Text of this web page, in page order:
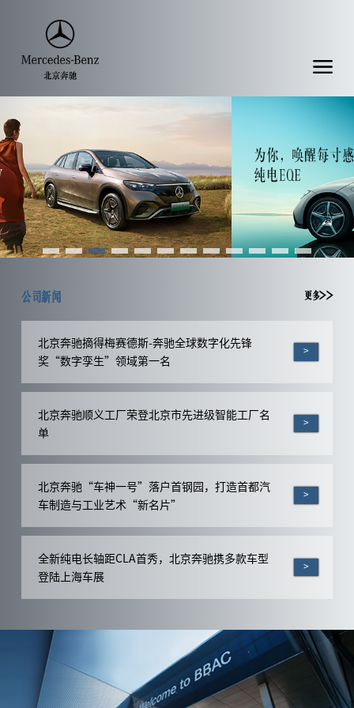
公司新闻 更多>>
北京奔驰摘得梅赛德斯-奔驰全球数字化先锋
奖“数字孪生”领域第一名
>
北京奔驰顺义工厂荣登北京市先进级智能工厂名
单
>
北京奔驰“车神一号”落户首钢园，打造首都汽
车制造与工业艺术“新名片”
>
全新纯电长轴距CLA首秀，北京奔驰携多款车型
登陆上海车展
>